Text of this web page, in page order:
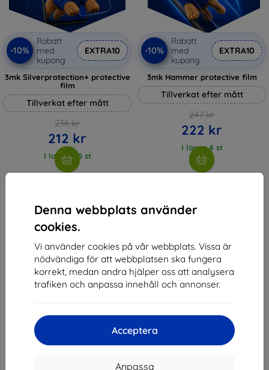
Denna webbplats använder
cookies.
Vi använder cookies på vår webbplats. Vissa är
nödvändiga för att webbplatsen ska fungera
korrekt, medan andra hjälper oss att analysera
trafiken och anpassa innehåll och annonser.
Acceptera
Anpassa
-10%
Rabatt
med
kupong
EXTRA10
3mk Silverprotection+ protective
film
Tillverkat efter mått
236 kr
212 kr
I lager > 5 st
-10%
Rabatt
med
kupong
EXTRA10
3mk Hammer protective film
Tillverkat efter mått
247 kr
222 kr
I lager 4 st
av totalt4.
Shield-SK s.r.o.
46701494